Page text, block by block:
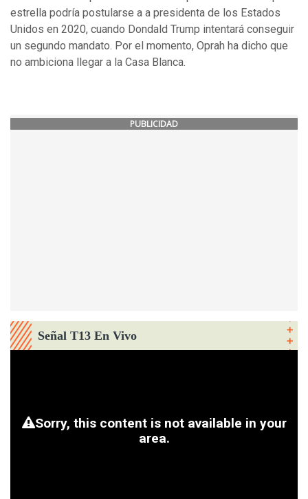
estrella podría postularse a a presidenta de los Estados
Unidos en 2020, cuando Dondald Trump intentará conseguir
un segundo mandato. Por el momento, Oprah ha dicho que
no ambiciona llegar a la Casa Blanca.
PUBLICIDAD
Señal T13 En Vivo